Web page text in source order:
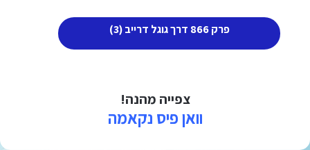
פרק 866 דרך גוגל דרייב (3)
צפייה מהנה!
וואן פיס נקאמה